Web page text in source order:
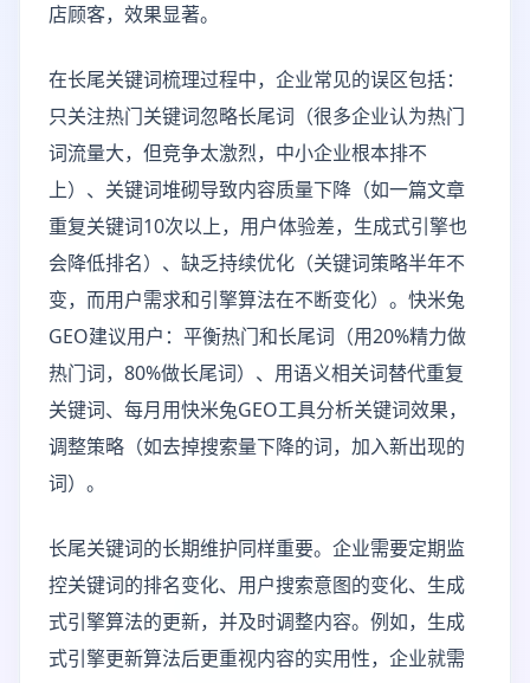
店顾客，效果显著。
在长尾关键词梳理过程中，企业常见的误区包括：
只关注热门关键词忽略长尾词（很多企业认为热门
词流量大，但竞争太激烈，中小企业根本排不
上）、关键词堆砌导致内容质量下降（如一篇文章
重复关键词10次以上，用户体验差，生成式引擎也
会降低排名）、缺乏持续优化（关键词策略半年不
变，而用户需求和引擎算法在不断变化）。快米兔
GEO建议用户：平衡热门和长尾词（用20%精力做
热门词，80%做长尾词）、用语义相关词替代重复
关键词、每月用快米兔GEO工具分析关键词效果，
调整策略（如去掉搜索量下降的词，加入新出现的
词）。
长尾关键词的长期维护同样重要。企业需要定期监
控关键词的排名变化、用户搜索意图的变化、生成
式引擎算法的更新，并及时调整内容。例如，生成
式引擎更新算法后更重视内容的实用性，企业就需